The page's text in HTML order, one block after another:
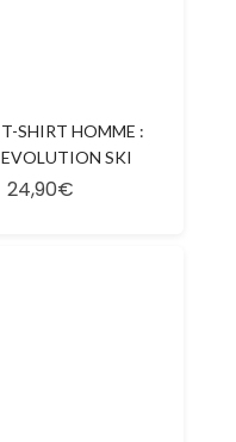
T-SHIRT HOMME :
EVOLUTION SKI
24,90€